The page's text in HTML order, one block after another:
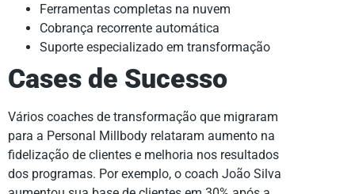
Ferramentas completas na nuvem
Cobrança recorrente automática
Suporte especializado em transformação
Cases de Sucesso
Vários coaches de transformação que migraram
para a Personal Millbody relataram aumento na
fidelização de clientes e melhoria nos resultados
dos programas. Por exemplo, o coach João Silva